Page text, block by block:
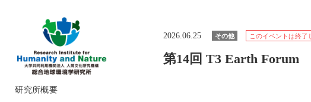
研究所概要
2026.06.25 その他 このイベントは終了
第14回 T3 Earth Forum